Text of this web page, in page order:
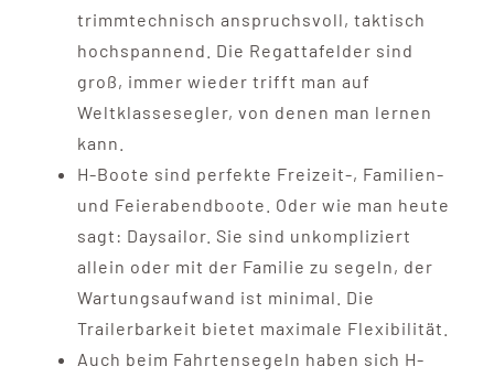
trimmtechnisch anspruchsvoll, taktisch
hochspannend. Die Regattafelder sind
groß, immer wieder trifft man auf
Weltklassesegler, von denen man lernen
kann.
H-Boote sind perfekte Freizeit-, Familien-
und Feierabendboote. Oder wie man heute
sagt: Daysailor. Sie sind unkompliziert
allein oder mit der Familie zu segeln, der
Wartungsaufwand ist minimal. Die
Trailerbarkeit bietet maximale Flexibilität.
Auch beim Fahrtensegeln haben sich H-